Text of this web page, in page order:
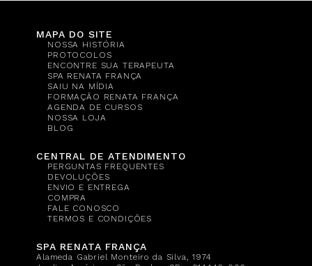
MAPA DO SITE
NOSSA HISTÓRIA
PROTOCOLOS
ENCONTRE SUA TERAPEUTA
SPA RENATA FRANÇA
SAIU NA MÍDIA
FORMAÇÃO RENATA FRANÇA
AGENDA DE CURSOS
NOSSA LOJA
BLOG
CENTRAL DE ATENDIMENTO
PERGUNTAS FREQUENTES
DEVOLUÇÕES
ENVIO E ENTREGA
COMPRA
FALE CONOSCO
TERMOS E CONDIÇÕES
SPA RENATA FRANÇA
Alameda Gabriel Monteiro da Silva, 1974